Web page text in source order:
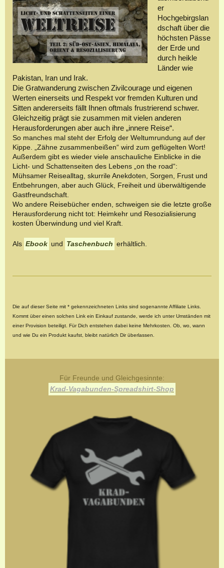
er
Hochgebirgslan
dschaft über die
höchsten Pässe
der Erde und
durch heikle
Länder wie
Pakistan, Iran und Irak.
Die Gratwanderung zwischen Zivilcourage und eigenen
Werten einerseits und Respekt vor fremden Kulturen und
Sitten andererseits fällt Ihnen oftmals frustrierend schwer.
Gleichzeitig prägt sie zusammen mit vielen anderen
Herausforderungen aber auch ihre „innere Reise“.
So manches mal steht der Erfolg der Weltumrundung auf der
Kippe. „Zähne zusammenbeißen“ wird zum geflügelten Wort!
Außerdem gibt es wieder viele anschauliche Einblicke in die
Licht- und Schattenseiten des Lebens „on the road“:
Mühsamer Reisealltag, skurrile Anekdoten, Sorgen, Frust und
Entbehrungen, aber auch Glück, Freiheit und überwältigende
Gastfreundschaft.
Wo andere Reisebücher enden, schweigen sie die letzte große
Herausforderung nicht tot: Heimkehr und Resozialisierung
kosten Überwindung und viel Kraft.
Als Ebook und Taschenbuch erhältlich.
Die auf dieser Seite mit * gekennzeichneten Links sind sogenannte Affiliate Links.
Kommt über einen solchen Link ein Einkauf zustande, werde ich unter Umständen mit
einer Provision beteiligt. Für Dich entstehen dabei keine Mehrkosten. Ob, wo, wann
und wie Du ein Produkt kaufst, bleibt natürlich Dir überlassen.
Für Freunde und Gleichgesinnte:
Krad-Vagabunden-Spreadshirt-Shop